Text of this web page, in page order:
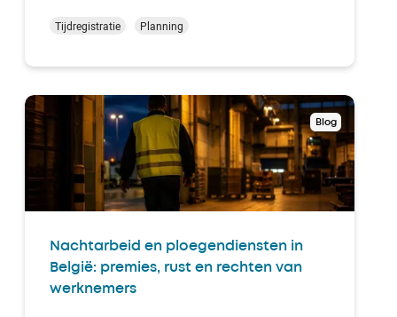
waardevolle instrumenten voor productiviteit
performant rooster op voor je team? Welke …
Tijdregistratie Planning
Blog
Nachtarbeid en ploegendiensten in
België: premies, rust en rechten van
werknemers